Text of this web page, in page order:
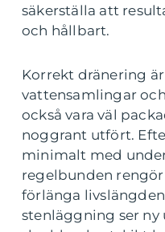
säkerställa att
och hållbart.
Korrekt dränering
vattensamlingar
också vara väl
noggrant utfört.
minimalt med
regelbunden
förlänga
stenläggning ser